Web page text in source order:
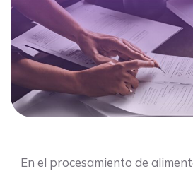
En el procesamiento de